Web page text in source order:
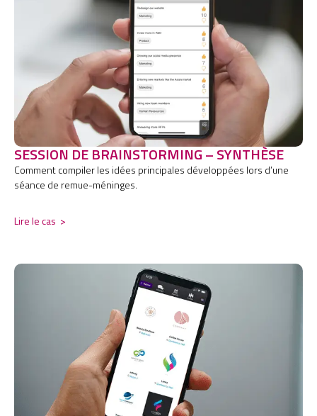
SESSION DE BRAINSTORMING – SYNTHÈSE
Comment compiler les idées principales développées lors d’une
séance de remue-méninges.
Lire le cas >